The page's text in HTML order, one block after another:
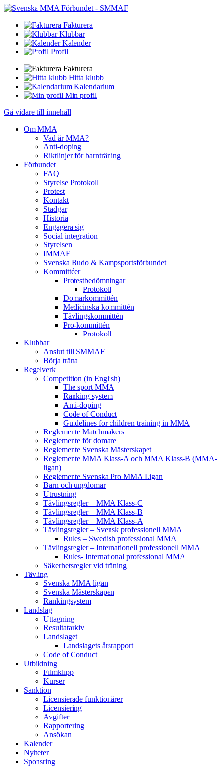
Fakturera
Klubbar
Kalender
Profil
Fakturera
Hitta klubb
Kalendarium
Min profil
Gå vidare till innehåll
Om MMA
Vad är MMA?
Anti-doping
Riktlinjer för barnträning
Förbundet
FAQ
Styrelse Protokoll
Protest
Kontakt
Stadgar
Historia
Engagera sig
Social integration
Styrelsen
IMMAF
Svenska Budo & Kampsportsförbundet
Kommittéer
Protestbedömningar
Protokoll
Domarkommittén
Medicinska kommittén
Tävlingskommittén
Pro-kommittén
Protokoll
Klubbar
Anslut till SMMAF
Börja träna
Regelverk
Competition (in English)
The sport MMA
Ranking system
Anti-doping
Code of Conduct
Guidelines for children training in MMA
Reglemente Matchmakers
Reglemente för domare
Reglemente Svenska Mästerskapet
Reglemente MMA Klass-A och MMA Klass-B (MMA-
ligan)
Reglemente Svenska Pro MMA Ligan
Barn och ungdomar
Utrustning
Tävlingsregler – MMA Klass-C
Tävlingsregler – MMA Klass-B
Tävlingsregler – MMA Klass-A
Tävlingsregler – Svensk professionell MMA
Rules – Swedish professional MMA
Tävlingsregler – Internationell professionell MMA
Rules- International professional MMA
Säkerhetsregler vid träning
Tävling
Svenska MMA ligan
Svenska Mästerskapen
Rankingsystem
Landslag
Uttagning
Resultatarkiv
Landslaget
Landslagets årsrapport
Code of Conduct
Utbildning
Filmklipp
Kurser
Sanktion
Licensierade funktionärer
Licensiering
Avgifter
Rapportering
Ansökan
Kalender
Nyheter
Sponsring